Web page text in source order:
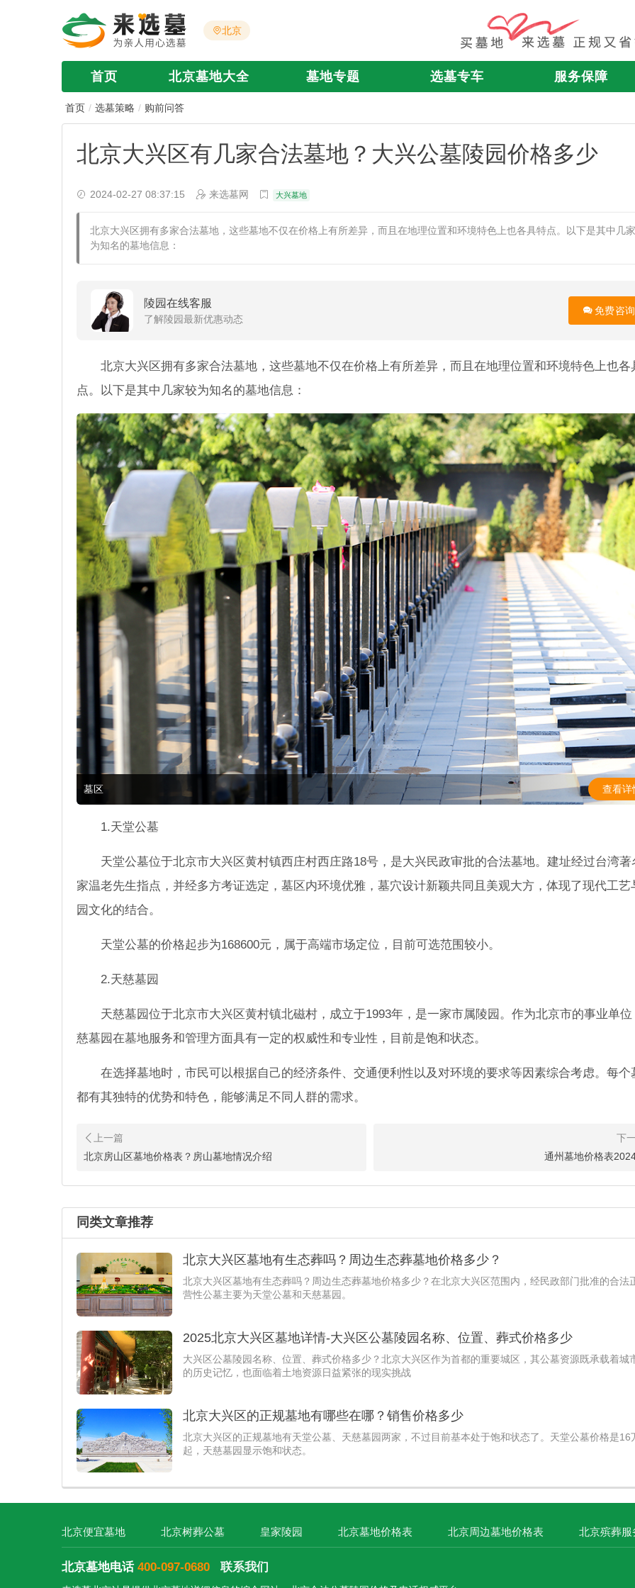
北京
首页 北京墓地大全 墓地专题 选墓专车 服务保障
首页 选墓策略 购前问答
北京大兴区有几家合法墓地？大兴公墓陵园价格多少
2024-02-27 08:37:15 来选墓网 大兴墓地
北京大兴区拥有多家合法墓地，这些墓地不仅在价格上有所差异，而且在地理位置和环境特色上也各具特点。以下是其中几
为知名的墓地信息：
陵园在线客服
了解陵园最新优惠动态
免费咨询
北京大兴区拥有多家合法墓地，这些墓地不仅在价格上有所差异，而且在地理位置和环境特色上也各
点。以下是其中几家较为知名的墓地信息：
墓区 查看详
1.天堂公墓
天堂公墓位于北京市大兴区黄村镇西庄村西庄路18号，是大兴民政审批的合法墓地。建址经过台湾著
家温老先生指点，并经多方考证选定，墓区内环境优雅，墓穴设计新颖共同且美观大方，体现了现代工艺
园文化的结合。
天堂公墓的价格起步为168600元，属于高端市场定位，目前可选范围较小。
2.天慈墓园
天慈墓园位于北京市大兴区黄村镇北磁村，成立于1993年，是一家市属陵园。作为北京市的事业单位
慈墓园在墓地服务和管理方面具有一定的权威性和专业性，目前是饱和状态。
在选择墓地时，市民可以根据自己的经济条件、交通便利性以及对环境的要求等因素综合考虑。每个
都有其独特的优势和特色，能够满足不同人群的需求。
北京房山区墓地价格表？房山墓地情况介绍 通州墓地价格表
同类文章推荐
北京大兴区墓地有生态葬吗？周边生态葬墓地价格多少？
北京大兴区墓地有生态葬吗？周边生态葬墓地价格多少？在北京大兴区范围内，经民政部门批准的合法
营性公墓主要为天堂公墓和天慈墓园。
2025北京大兴区墓地详情-大兴区公墓陵园名称、位置、葬式价格多少
大兴区公墓陵园名称、位置、葬式价格多少？北京大兴区作为首都的重要城区，其公墓资源既承载着城
的历史记忆，也面临着土地资源日益紧张的现实挑战
北京大兴区的正规墓地有哪些在哪？销售价格多少
北京大兴区的正规墓地有天堂公墓、天慈墓园两家，不过目前基本处于饱和状态了。天堂公墓价格是16
起，天慈墓园显示饱和状态。
北京便宜墓地 北京树葬公墓 皇家陵园 北京墓地价格表 北京周边墓地价格表 北京殡葬服
北京墓地电话 400-097-0680 联系我们